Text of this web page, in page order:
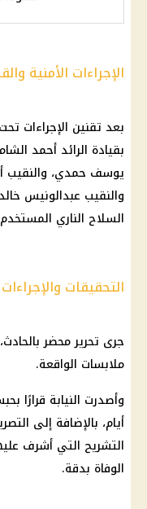
الإجراءات الأمنية
بعد تقنين الإجراءات
بقيادة الرائد أحمد
يوسف حمدي، والنقيب
والنقيب عبدالونيس
السلاح الناري
التحقيقات
جرى تحرير محضر
ملابسات الواقعة.
أيام، بالإضافة إلى
التشريح التي أشرف
الوفاة بدقة.